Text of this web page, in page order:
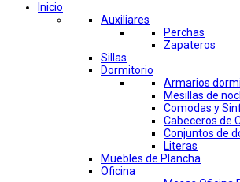
Inicio
Auxiliares
Perchas
Zapateros
Sillas
Dormitorio
Armarios
Mesillas de
Comodas y
Cabeceros de
Conjuntos de
Literas
Muebles de Plancha
Oficina